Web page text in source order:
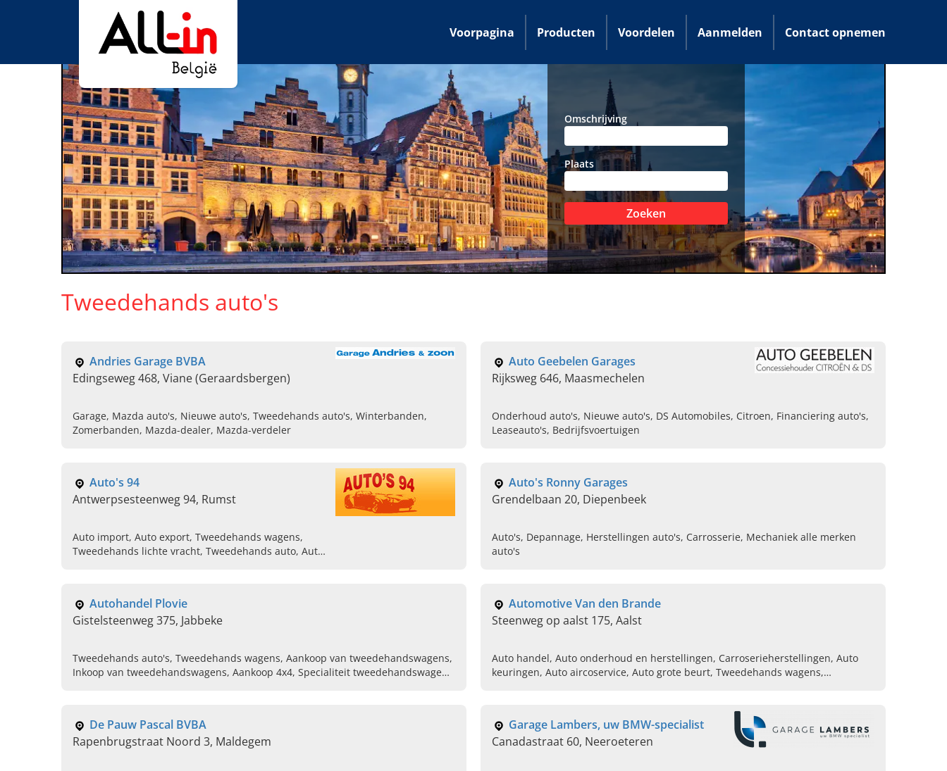
Voorpagina Producten Voordelen Aanmelden Contact opnemen
Omschrijving
Plaats
Zoeken
Tweedehands auto's
Andries Garage BVBA
Edingseweg 468, Viane (Geraardsbergen)
Garage, Mazda auto's, Nieuwe auto's, Tweedehands auto's, Winterbanden,
Zomerbanden, Mazda-dealer, Mazda-verdeler
Auto Geebelen Garages
Rijksweg 646, Maasmechelen
Onderhoud auto's, Nieuwe auto's, DS Automobiles, Citroen, Financiering auto's,
Leaseauto's, Bedrijfsvoertuigen
Auto's 94
Antwerpsesteenweg 94, Rumst
Auto import, Auto export, Tweedehands wagens,
Tweedehands lichte vracht, Tweedehands auto, Auto
Auto's Ronny Garages
Grendelbaan 20, Diepenbeek
Auto's, Depannage, Herstellingen auto's, Carrosserie, Mechaniek alle merken
auto's
Autohandel Plovie
Gistelsteenweg 375, Jabbeke
Tweedehands auto's, Tweedehands wagens, Aankoop van tweedehandswagens,
Inkoop van tweedehandswagens, Aankoop 4x4, Specialiteit tweedehandswagens
Automotive Van den Brande
Steenweg op aalst 175, Aalst
Auto handel, Auto onderhoud en herstellingen, Carroserieherstellingen, Auto
keuringen, Auto aircoservice, Auto grote beurt, Tweedehands wagens,
De Pauw Pascal BVBA
Rapenbrugstraat Noord 3, Maldegem
Garage Lambers, uw BMW-specialist
Canadastraat 60, Neeroeteren